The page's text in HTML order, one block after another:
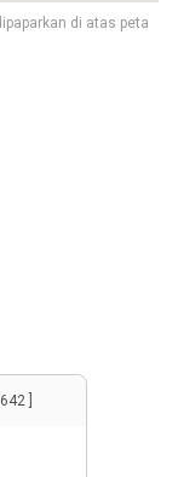
di atas peta
]